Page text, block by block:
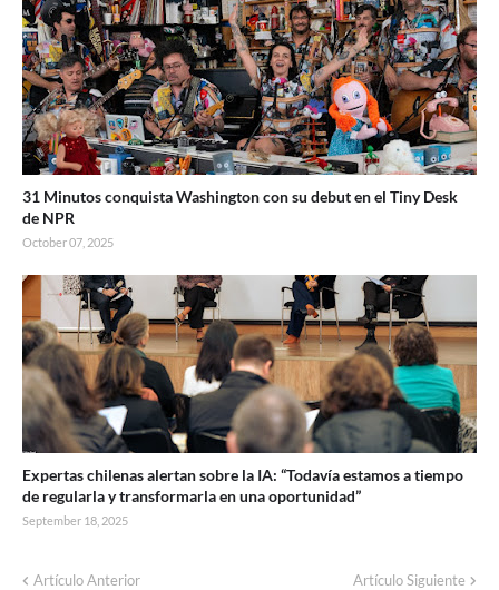
31 Minutos conquista Washington con su debut en el Tiny Desk
de NPR
October 07, 2025
Expertas chilenas alertan sobre la IA: “Todavía estamos a tiempo
de regularla y transformarla en una oportunidad”
September 18, 2025
Artículo Anterior Artículo Siguiente